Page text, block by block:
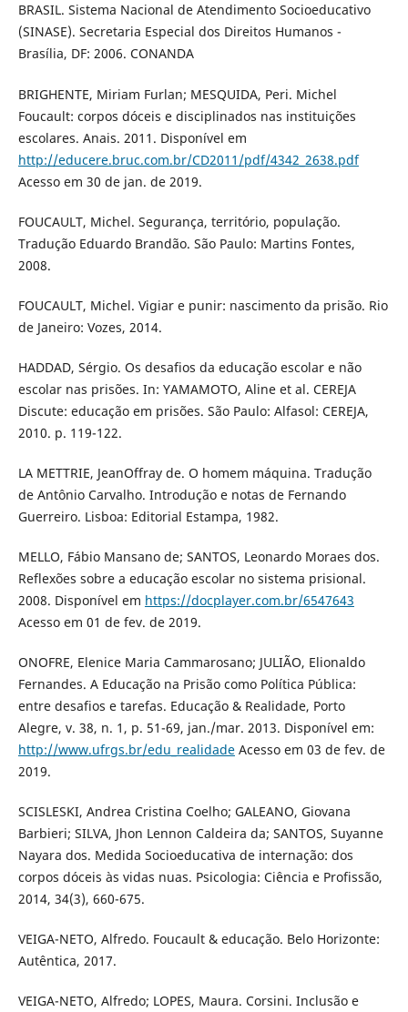
BRASIL. Sistema Nacional de Atendimento Socioeducativo
(SINASE). Secretaria Especial dos Direitos Humanos -
Brasília, DF: 2006. CONANDA
BRIGHENTE, Miriam Furlan; MESQUIDA, Peri. Michel
Foucault: corpos dóceis e disciplinados nas instituições
escolares. Anais. 2011. Disponível em
http://educere.bruc.com.br/CD2011/pdf/4342_2638.pdf
Acesso em 30 de jan. de 2019.
FOUCAULT, Michel. Segurança, território, população.
Tradução Eduardo Brandão. São Paulo: Martins Fontes,
2008.
FOUCAULT, Michel. Vigiar e punir: nascimento da prisão. Rio
de Janeiro: Vozes, 2014.
HADDAD, Sérgio. Os desafios da educação escolar e não
escolar nas prisões. In: YAMAMOTO, Aline et al. CEREJA
Discute: educação em prisões. São Paulo: Alfasol: CEREJA,
2010. p. 119-122.
LA METTRIE, JeanOffray de. O homem máquina. Tradução
de Antônio Carvalho. Introdução e notas de Fernando
Guerreiro. Lisboa: Editorial Estampa, 1982.
MELLO, Fábio Mansano de; SANTOS, Leonardo Moraes dos.
Reflexões sobre a educação escolar no sistema prisional.
2008. Disponível em https://docplayer.com.br/6547643
Acesso em 01 de fev. de 2019.
ONOFRE, Elenice Maria Cammarosano; JULIÃO, Elionaldo
Fernandes. A Educação na Prisão como Política Pública:
entre desafios e tarefas. Educação & Realidade, Porto
Alegre, v. 38, n. 1, p. 51-69, jan./mar. 2013. Disponível em:
http://www.ufrgs.br/edu_realidadeAcesso em 03 de fev. de
2019.
SCISLESKI, Andrea Cristina Coelho; GALEANO, Giovana
Barbieri; SILVA, Jhon Lennon Caldeira da; SANTOS, Suyanne
Nayara dos. Medida Socioeducativa de internação: dos
corpos dóceis às vidas nuas. Psicologia: Ciência e Profissão,
2014, 34(3), 660-675.
VEIGA-NETO, Alfredo. Foucault & educação. Belo Horizonte:
Autêntica, 2017.
VEIGA-NETO, Alfredo; LOPES, Maura. Corsini. Inclusão e